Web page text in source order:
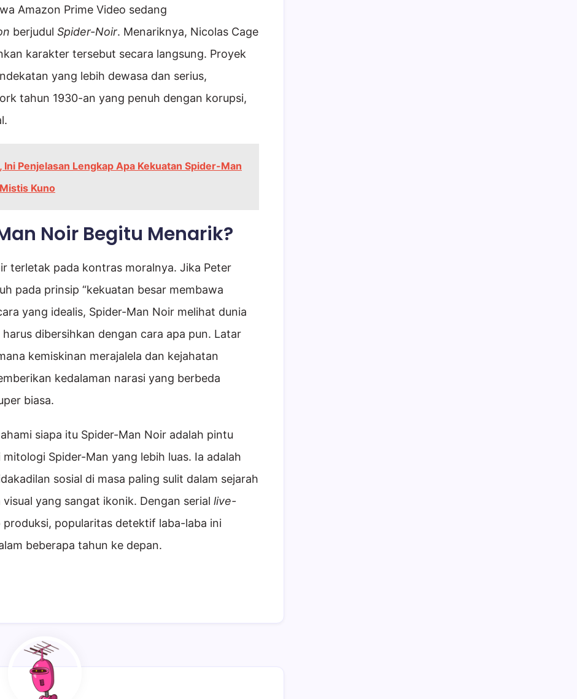
Amazon Prime Video sedang
berjudul Spider-Noir. Menariknya, Nicolas Cage
karakter tersebut secara langsung. Proyek
yang lebih dewasa dan serius,
tahun 1930-an yang penuh dengan korupsi,
Ini Penjelasan Lengkap Apa Kekuatan Spider-Man
Kuno
Noir Begitu Menarik?
terletak pada kontras moralnya. Jika Peter
pada prinsip “kekuatan besar membawa
yang idealis, Spider-Man Noir melihat dunia
dibersihkan dengan cara apa pun. Latar
kemiskinan merajalela dan kejahatan
kedalaman narasi yang berbeda
biasa.
siapa itu Spider-Man Noir adalah pintu
Spider-Man yang lebih luas. Ia adalah
sosial di masa paling sulit dalam sejarah
yang sangat ikonik. Dengan serial live-
popularitas detektif laba-laba ini
beberapa tahun ke depan.